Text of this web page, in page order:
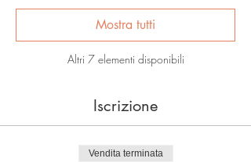
Altri 7 elementi disponibili
Mostra tutti
Iscrizione
Vendita terminata